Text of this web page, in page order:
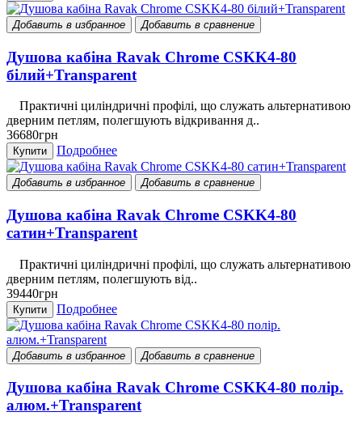
Добавить в избранное Добавить в сравнение
Душова кабіна Ravak Chrome CSKK4-80
білий+Transparent
Практичні циліндричні профілі, що служать альтернативою
дверним петлям, полегшують відкривання д..
36680грн
Купити Подробнее
Добавить в избранное Добавить в сравнение
Душова кабіна Ravak Chrome CSKK4-80
сатин+Transparent
Практичні циліндричні профілі, що служать альтернативою
дверним петлям, полегшують від..
39440грн
Купити Подробнее
Добавить в избранное Добавить в сравнение
Душова кабіна Ravak Chrome CSKK4-80 полір.
алюм.+Transparent